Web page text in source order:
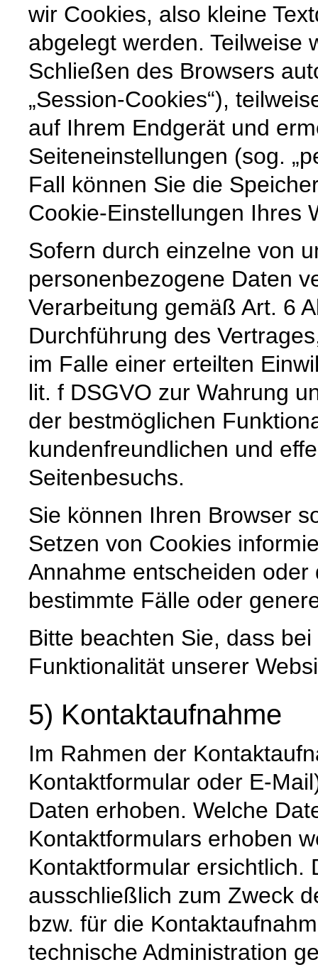
wir Cookies, also kleine
abgelegt werden. Teilweise
Schließen des Browsers
„Session-Cookies“),
auf Ihrem Endgerät und
Seiteneinstellungen (sog.
Fall können Sie die
Cookie-Einstellungen Ihres
Sofern durch einzelne von
personenbezogene Daten
Verarbeitung gemäß Art. 6
Durchführung des
im Falle einer erteilten
lit. f DSGVO zur Wahrung
der bestmöglichen
kundenfreundlichen und
Seitenbesuchs.
Sie können Ihren Browser
Setzen von Cookies
Annahme entscheiden
bestimmte Fälle oder
Bitte beachten Sie, dass
Funktionalität unserer
5) Kontaktaufnahme
Im Rahmen der
Kontaktformular oder E-
Daten erhoben. Welche
Kontaktformulars erhoben
Kontaktformular ersichtlich.
ausschließlich zum Zweck
bzw. für die
technische Administration